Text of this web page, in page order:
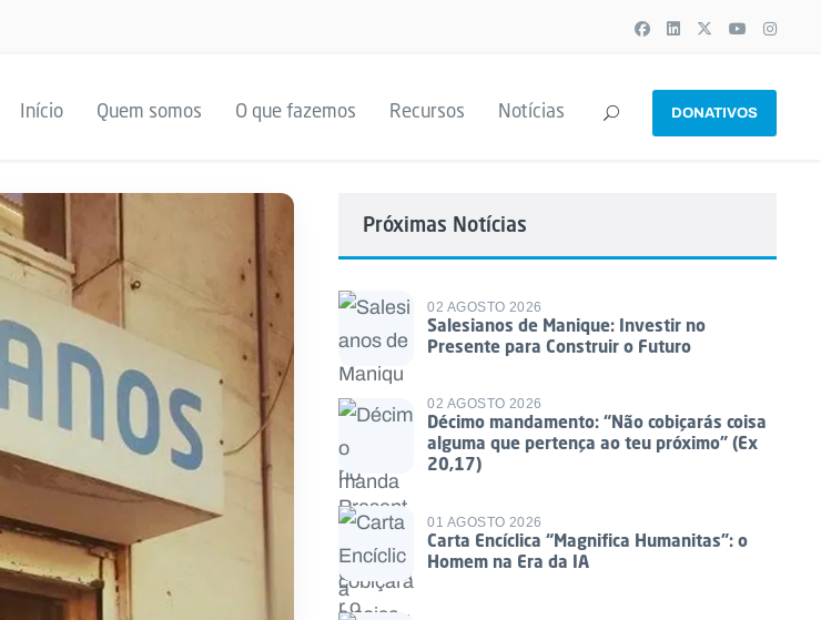
Início Quem somos O que fazemos Recursos Notícias DONATIVOS
Próximas Notícias
02 AGOSTO 2026
Salesianos de Manique: Investir no
Presente para Construir o Futuro
02 AGOSTO 2026
Décimo mandamento: “Não cobiçarás coisa
alguma que pertença ao teu próximo” (Ex
20,17)
01 AGOSTO 2026
Carta Encíclica “Magnifica Humanitas”: o
Homem na Era da IA